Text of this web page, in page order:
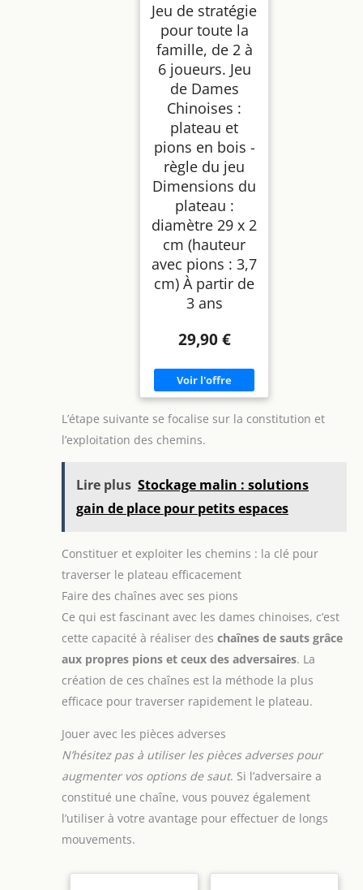
Ans - 66410
Jeu de stratégie
pour toute la
famille, de 2 à
6 joueurs. Jeu
de Dames
Chinoises :
plateau et
pions en bois -
règle du jeu
Dimensions du
plateau :
diamètre 29 x 2
cm (hauteur
avec pions : 3,7
cm) À partir de
3 ans
29,90 €
L’étape suivante se focalise sur la constitution et
l’exploitation des chemins.
Lire plus Stockage malin : solutions
gain de place pour petits espaces
Constituer et exploiter les chemins : la clé pour
traverser le plateau efficacement
Faire des chaînes avec ses pions
Ce qui est fascinant avec les dames chinoises, c’est
cette capacité à réaliser des chaînes de sauts grâce
aux propres pions et ceux des adversaires. La
création de ces chaînes est la méthode la plus
efficace pour traverser rapidement le plateau.
Jouer avec les pièces adverses
N’hésitez pas à utiliser les pièces adverses pour
augmenter vos options de saut. Si l’adversaire a
constitué une chaîne, vous pouvez également
l’utiliser à votre avantage pour effectuer de longs
mouvements.